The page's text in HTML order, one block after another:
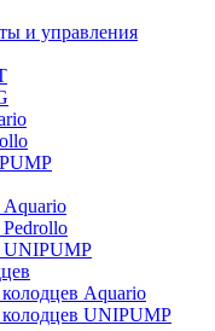
и управления
UNIPUMP
Aquario
UNIPUMP